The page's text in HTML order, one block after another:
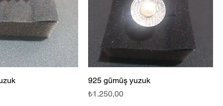
925 gümüş yuzuk
Fiyat
₺1.250,00